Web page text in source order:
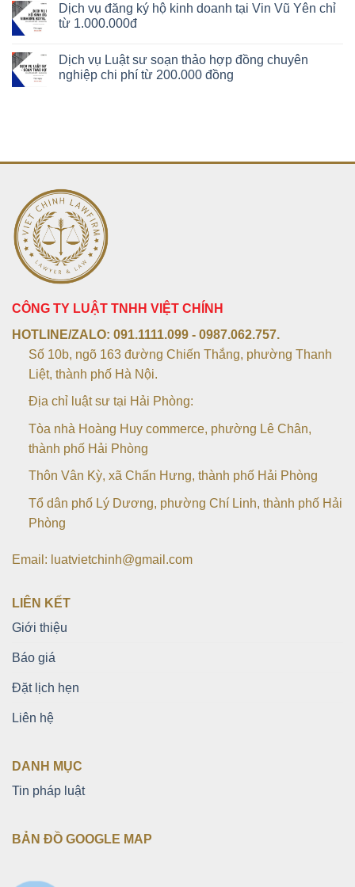
Dịch vụ đăng ký hộ kinh doanh tại Vin Vũ Yên chỉ
từ 1.000.000đ
Dịch vụ Luật sư soạn thảo hợp đồng chuyên
nghiệp chi phí từ 200.000 đồng
CÔNG TY LUẬT TNHH VIỆT CHÍNH
HOTLINE/ZALO: 091.1111.099 - 0987.062.757.
Số 10b, ngõ 163 đường Chiến Thắng, phường Thanh
Liệt, thành phố Hà Nội.
Địa chỉ luật sư tại Hải Phòng:
Tòa nhà Hoàng Huy commerce, phường Lê Chân,
thành phố Hải Phòng
Thôn Vân Kỳ, xã Chấn Hưng, thành phố Hải Phòng
Tổ dân phố Lý Dương, phường Chí Linh, thành phố Hải
Phòng
Email: luatvietchinh@gmail.com
LIÊN KẾT
Giới thiệu
Báo giá
Đặt lịch hẹn
Liên hệ
DANH MỤC
Tin pháp luật
BẢN ĐỒ GOOGLE MAP